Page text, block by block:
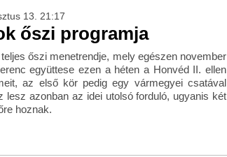
13. 21:17
őszi programja
őszi menetrendje, mely egészen november
együttese ezen a héten a Honvéd II. ellen
az első kör pedig egy vármegyei csatával
lesz azonban az idei utolsó forduló, ugyanis két
hoznak.